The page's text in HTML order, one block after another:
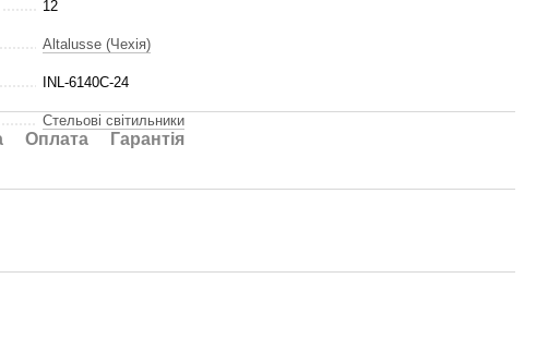
12
Altalusse (Чехія)
INL-6140C-24
Стельові світильники
Оплата Гарантія